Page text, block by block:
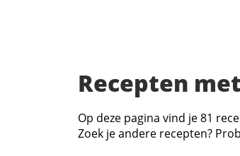
Recepten
Op deze pagina vind je 81
Zoek je andere recepten?